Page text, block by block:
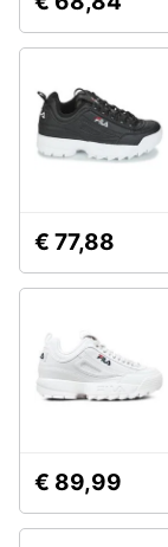
Brico
e
Salute
Beauty
Prima
infanzia
Fotografia
Bambino
Scarpe
Sandali
bambina
Vestiti
Vedi
tutti
Scarpe
nike
Anfibi
€ 77,88
€ 89,99